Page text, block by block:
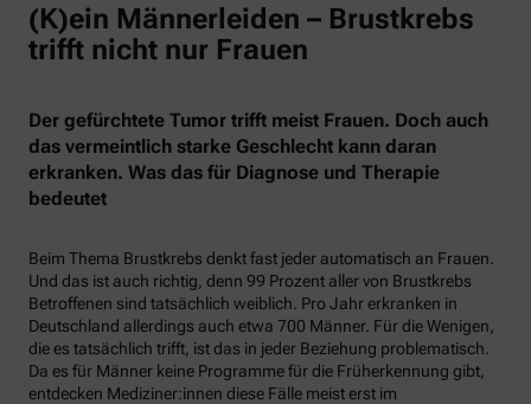
(K)ein Männerleiden – Brustkrebs
trifft nicht nur Frauen
Der gefürchtete Tumor trifft meist Frauen. Doch auch
das vermeintlich starke Geschlecht kann daran
erkranken. Was das für Diagnose und Therapie
bedeutet
Beim Thema Brustkrebs denkt fast jeder automatisch an Frauen.
Und das ist auch richtig, denn 99 Prozent aller von Brustkrebs
Betroffenen sind tatsächlich weiblich. Pro Jahr erkranken in
Deutschland allerdings auch etwa 700 Männer. Für die Wenigen,
die es tatsächlich trifft, ist das in jeder Beziehung problematisch.
Da es für Männer keine Programme für die Früherkennung gibt,
entdecken Mediziner:innen diese Fälle meist erst im